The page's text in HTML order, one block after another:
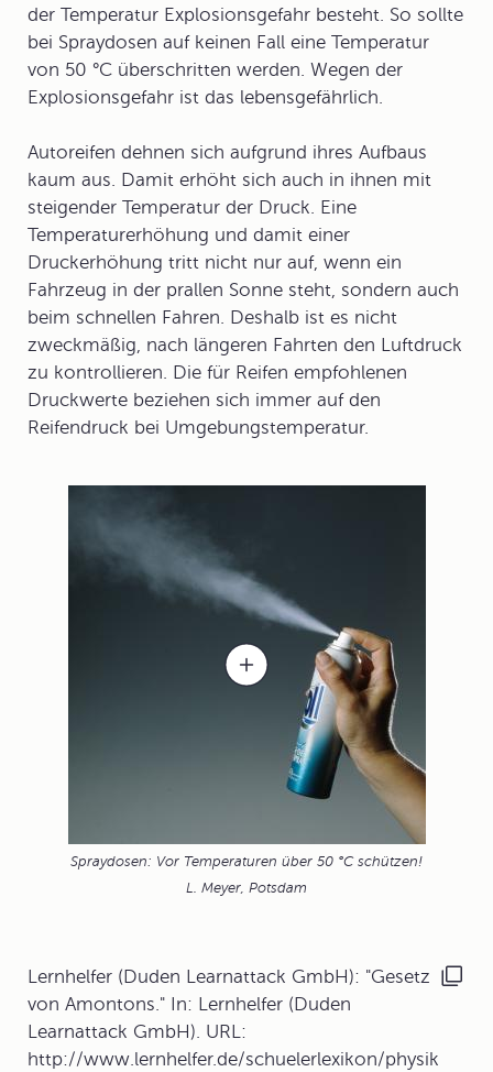
der Temperatur Explosionsgefahr besteht. So sollte
bei Spraydosen auf keinen Fall eine Temperatur
von 50 °C überschritten werden. Wegen der
Explosionsgefahr ist das lebensgefährlich.
Autoreifen dehnen sich aufgrund ihres Aufbaus
kaum aus. Damit erhöht sich auch in ihnen mit
steigender Temperatur der Druck. Eine
Temperaturerhöhung und damit einer
Druckerhöhung tritt nicht nur auf, wenn ein
Fahrzeug in der prallen Sonne steht, sondern auch
beim schnellen Fahren. Deshalb ist es nicht
zweckmäßig, nach längeren Fahrten den Luftdruck
zu kontrollieren. Die für Reifen empfohlenen
Druckwerte beziehen sich immer auf den
Reifendruck bei Umgebungstemperatur.
Spraydosen: Vor Temperaturen über 50 °C schützen!
L. Meyer, Potsdam
Lernhelfer (Duden Learnattack GmbH): "Gesetz
von Amontons." In: Lernhelfer (Duden
Learnattack GmbH). URL:
http://www.lernhelfer.de/schuelerlexikon/physik